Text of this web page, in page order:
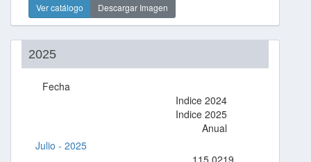
Ver catálogo Descargar Imagen
2025
Fecha
Indice 2024
Indice 2025
Anual
Julio - 2025
115.0219